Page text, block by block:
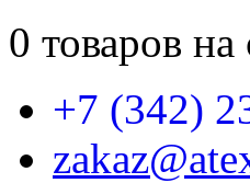
0 товаров
+7 (342)